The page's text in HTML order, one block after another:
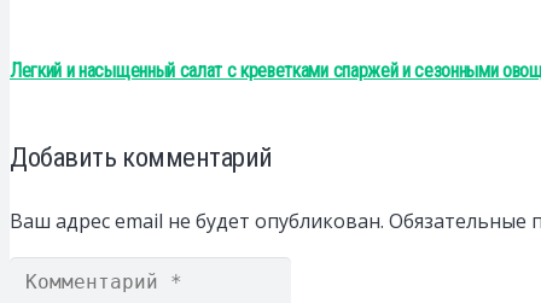
Легкий и насыщенный салат с креветками спаржей и сезонными
Добавить комментарий
Ваш адрес email не будет опубликован. Обязательные